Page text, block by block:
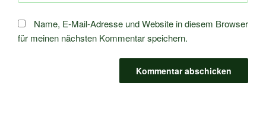
Name, E-Mail-Adresse und Website in diesem Browser
für meinen nächsten Kommentar speichern.